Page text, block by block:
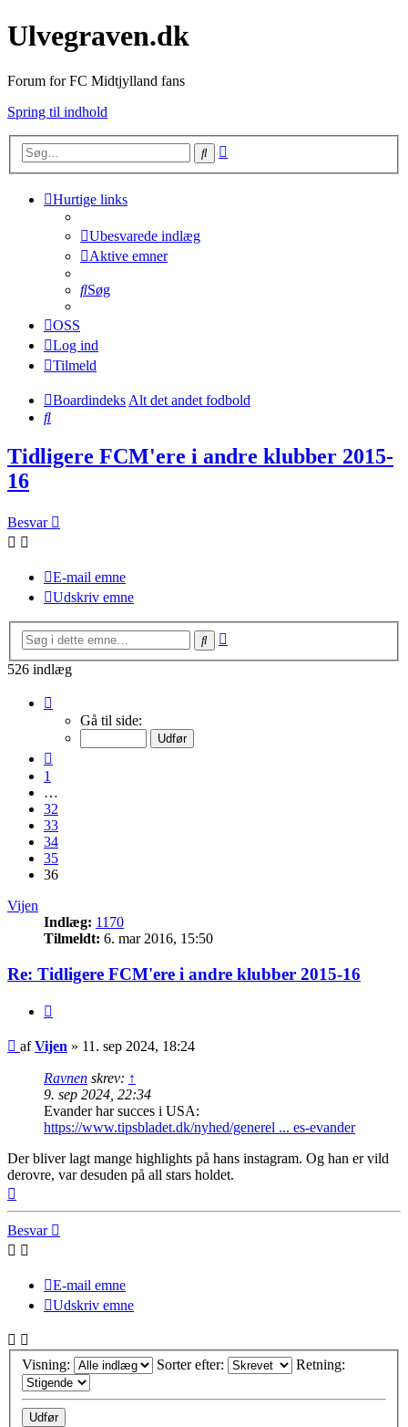
Ulvegraven.dk
Forum for FC Midtjylland fans
Spring til indhold
Søg
Hurtige links
Ubesvarede indlæg
Aktive emner
Søg
OSS
Log ind
Tilmeld
BoardindeksAlt det andet fodbold
Søg
Tidligere FCM'ere i andre klubber 2015-
16
Besvar
E-mail emne
Udskriv emne
Søg
526 indlæg
36
Gå til side:
1
…
32
33
34
35
36
Vijen
Indlæg: 1170
Tilmeldt: 6. mar 2016, 15:50
Re: Tidligere FCM'ere i andre klubber 2015-16
Indlæg
afVijen » 11. sep 2024, 18:24
Ravnen skrev: ↑
9. sep 2024, 22:34
Evander har succes i USA:
https://www.tipsbladet.dk/nyhed/generel ... es-evander
Der bliver lagt mange highlights på hans instagram. Og han er vild
derovre, var desuden på all stars holdet.
Besvar
E-mail emne
Udskriv emne
Visning: Sorter efter: Retning: